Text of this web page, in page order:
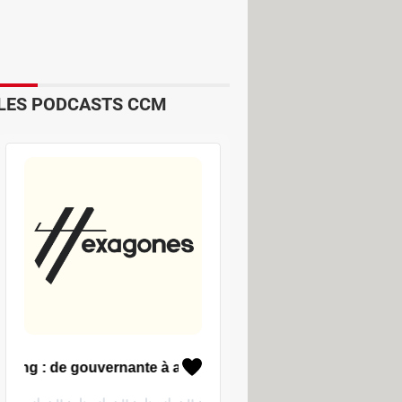
permettait de se
avec Outlook
de messagerie mobile
tout de même de grande
smartphones Android et iOS.
à l'identification du
PODCASTS CCM